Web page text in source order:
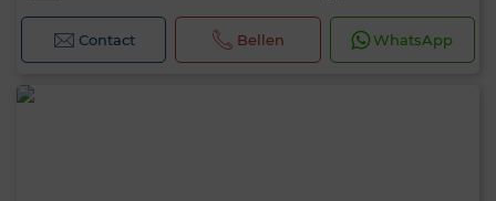
Contact Bellen WhatsApp